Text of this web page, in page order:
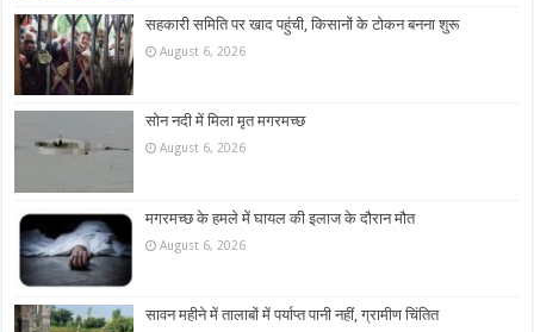
सहकारी समिति पर खाद पहुंची, किसानों के टोकन बनना शुरू
August 6, 2026
सोन नदी में मिला मृत मगरमच्छ
August 6, 2026
मगरमच्छ के हमले में घायल की इलाज के दौरान मौत
August 6, 2026
सावन महीने में तालाबों में पर्याप्त पानी नहीं, ग्रामीण चिंतित